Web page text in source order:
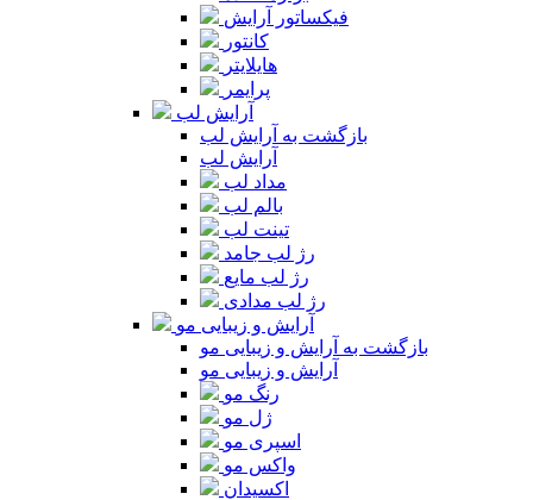
فیکساتور آرایش
کانتور
هایلایتر
پرایمر
آرایش لب
بازگشت به آرایش لب
آرایش لب
مداد لب
بالم لب
تینت لب
رژ لب جامد
رژ لب مایع
رژ لب مدادی
آرایش و زیبایی مو
بازگشت به آرایش و زیبایی مو
آرایش و زیبایی مو
رنگ مو
ژل مو
اسپری مو
واکس مو
اکسیدان